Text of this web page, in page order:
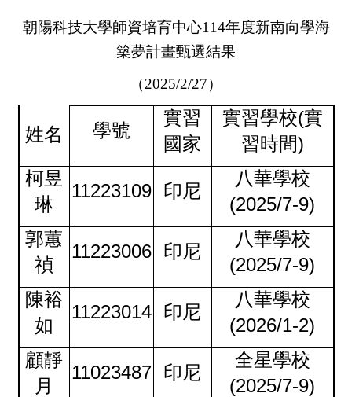
朝陽科技大學師資培育中心114年度新南向學海
築夢計畫甄選結果
（2025/2/27）
姓名 學號
實習
國家
實習學校(實
習時間)
柯昱
琳
11223109 印尼
八華學校
(2025/7-9)
郭蕙
禎
11223006 印尼
八華學校
(2025/7-9)
陳裕
如
11223014 印尼
八華學校
(2026/1-2)
顧靜
月
11023487 印尼
全星學校
(2025/7-9)